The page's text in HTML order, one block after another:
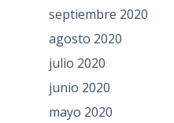
septiembre 2020
agosto 2020
julio 2020
junio 2020
mayo 2020